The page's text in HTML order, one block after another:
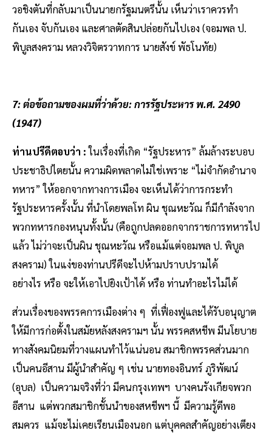
วอชิงตันที่กลับมาเป็นนายกรัฐมนตรีนั้น เห็นว่าเราควรทำ
กันเอง จับกันเอง และศาลตัดสินปล่อยกันไปเอง (จอมพล ป.
พิบูลสงคราม หลวงวิจิตรวาทการ นายสังข์ พัธโนทัย)
7: ต่อข้อถามของผมที่ว่าด้วย: การรัฐประหาร พ.ศ. 2490
(1947)
ท่านปรีดีตอบว่า :ในเรื่องที่เกิด “รัฐประหาร” ล้มล้างระบอบ
ประชาธิปไตยนั้น ความผิดพลาดไม่ใช่เพราะ “ไม่จำกัดอำนาจ
ทหาร” ให้ออกจากทางการเมือง จะเห็นได้ว่าการกระทำ
รัฐประหารครั้งนั้น ที่นำโดยพลโท ผิน ชุณหะวัณ ก็มีกำลังจาก
พวกทหารกองหนุนทั้งนั้น (คือถูกปลดออกจากราชการทหารไป
แล้ว ไม่ว่าจะเป็นผิน ชุณหะวัณ หรือแม้แต่จอมพล ป. พิบูล
สงคราม) ในแง่ของท่านปรีดีจะไปห้ามปราบปรามได้
อย่างไร หรือ จะให้เอาไปยิงเป้าได้ หรือ ท่านทำอะไรไม่ได้
ส่วนเรื่องของพรรคการเมืองต่าง ๆ ที่เฟื่องฟูและได้รับอนุญาต
ให้มีการก่อตั้งในสมัยหลังสงครามฯ นั้น พรรคสหชีพ มีนโยบาย
ทางสังคมนิยมที่วางแผนทำไว้แน่นอน สมาชิกพรรคส่วนมาก
เป็นคนอีสาน มีผู้นำสำคัญ ๆ เช่น นายทองอินทร์ ภูริพัฒน์
(อุบล) เป็นความจริงที่ว่า มีคนกรุงเทพฯ บางคนรังเกียจพวก
อีสาน แต่พวกสมาชิกชั้นนำของสหชีพฯ นี้ มีความรู้ดีพอ
สมควร แม้จะไม่เคยเรียนเมืองนอก แต่บุคคลสำคัญอย่างเตียง